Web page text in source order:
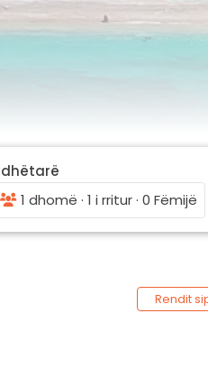
1 dhomë · 1 i rritur · 0 Fëmijë